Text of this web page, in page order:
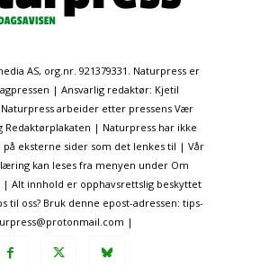
AS, org.nr. 921379331. Naturpress er
| Ansvarlig redaktør: Kjetil
arbeider etter pressens Vær
Redaktørplakaten | Naturpress har ikke
eksterne sider som det lenkes til | Vår
kan leses fra menyen under Om
| Alt innhold er opphavsrettslig beskyttet
til oss? Bruk denne epost-adressen: tips-
|